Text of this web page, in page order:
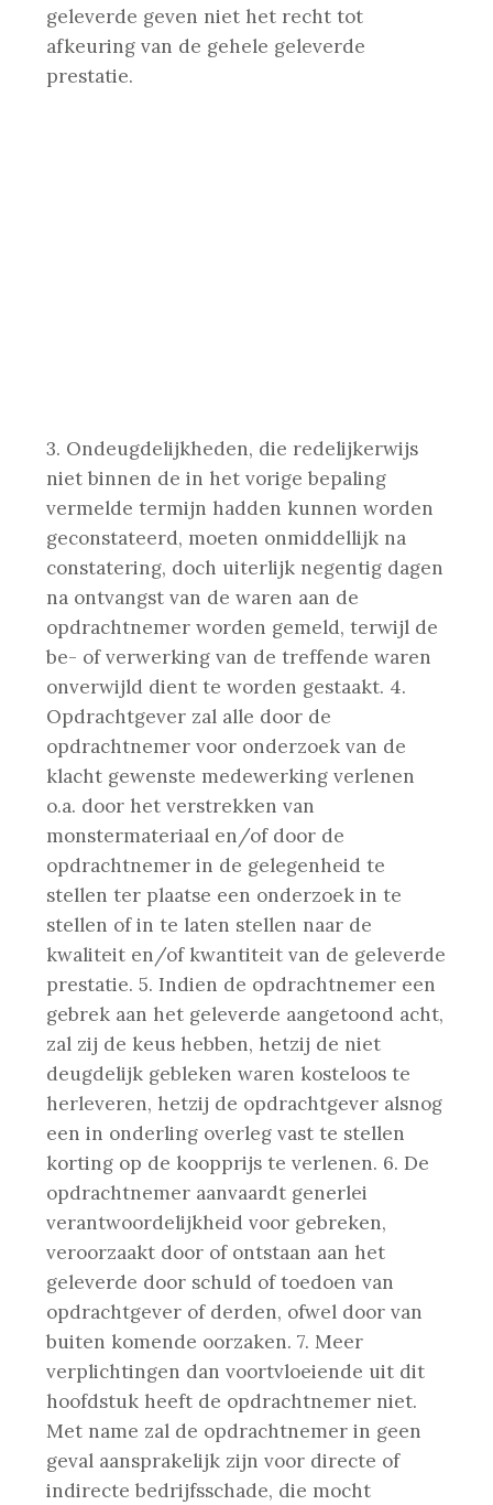
geleverde geven niet het recht tot
afkeuring van de gehele geleverde
prestatie.
3. Ondeugdelijkheden, die redelijkerwijs
niet binnen de in het vorige bepaling
vermelde termijn hadden kunnen worden
geconstateerd, moeten onmiddellijk na
constatering, doch uiterlijk negentig dagen
na ontvangst van de waren aan de
opdrachtnemer worden gemeld, terwijl de
be- of verwerking van de treffende waren
onverwijld dient te worden gestaakt. 4.
Opdrachtgever zal alle door de
opdrachtnemer voor onderzoek van de
klacht gewenste medewerking verlenen
o.a. door het verstrekken van
monstermateriaal en/of door de
opdrachtnemer in de gelegenheid te
stellen ter plaatse een onderzoek in te
stellen of in te laten stellen naar de
kwaliteit en/of kwantiteit van de geleverde
prestatie. 5. Indien de opdrachtnemer een
gebrek aan het geleverde aangetoond acht,
zal zij de keus hebben, hetzij de niet
deugdelijk gebleken waren kosteloos te
herleveren, hetzij de opdrachtgever alsnog
een in onderling overleg vast te stellen
korting op de koopprijs te verlenen. 6. De
opdrachtnemer aanvaardt generlei
verantwoordelijkheid voor gebreken,
veroorzaakt door of ontstaan aan het
geleverde door schuld of toedoen van
opdrachtgever of derden, ofwel door van
buiten komende oorzaken. 7. Meer
verplichtingen dan voortvloeiende uit dit
hoofdstuk heeft de opdrachtnemer niet.
Met name zal de opdrachtnemer in geen
geval aansprakelijk zijn voor directe of
indirecte bedrijfsschade, die mocht